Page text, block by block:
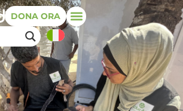
DONA ORA